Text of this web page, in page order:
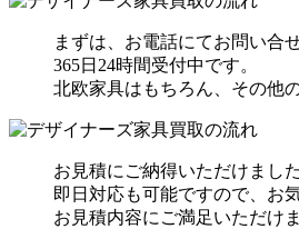
まずは、お電話にてお問い合
365日24時間受付中です。
北欧家具はもちろん、その他
お見積にご納得いただけまし
即日対応も可能ですので、お
お見積内容にご満足いただけ